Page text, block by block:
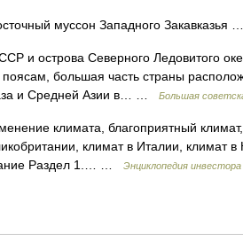
муссон Западного Закавказья
острова Северного Ледовитого
поясам, большая часть страны
и Средней Азии в… …
Большая
климата, благоприятный
климат в Италии, климат в
Раздел 1.… …
Энциклопедия инвестора